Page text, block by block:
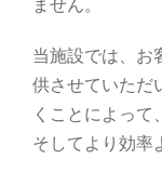
当施設では、お
供させていただ
くことによっ
そしてより効率